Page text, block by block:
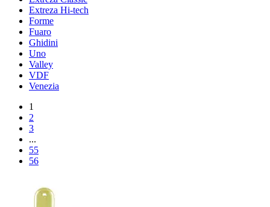
Extreza Hi-tech
Forme
Fuaro
Ghidini
Uno
Valley
VDF
Venezia
1
2
3
...
55
56